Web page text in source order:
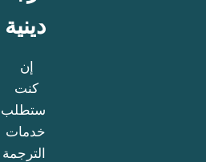
دينية
إن
كنت
ستطلب
خدمات
الترجمة